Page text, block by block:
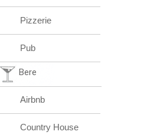
Pizzerie
Pub
Bere
Airbnb
Country House